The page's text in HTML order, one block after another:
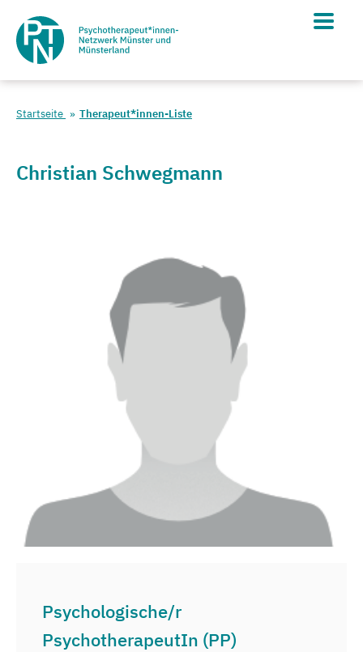
Startseite Therapeut*innen-Liste
Christian Schwegmann
Psychologische/r
PsychotherapeutIn (PP)